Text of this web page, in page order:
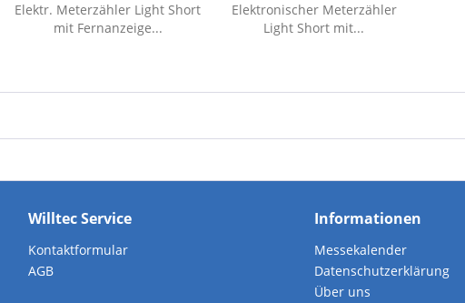
Elektr. Meterzähler Light Short
mit Fernanzeige...
Elektronischer Meterzähler
Light Short mit...
Willtec Service
Kontaktformular
AGB
Informationen
Messekalender
Datenschutzerklärung
Über uns